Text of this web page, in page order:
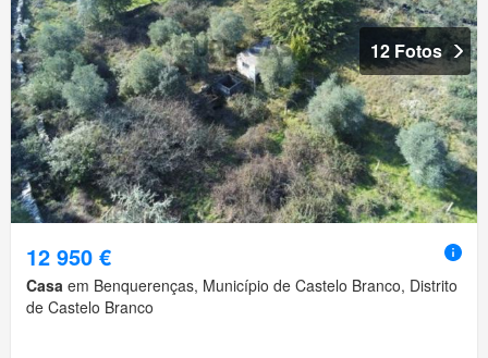
12 Fotos
12 950 €
Casa em Benquerenças, Município de Castelo Branco, Distrito
de Castelo Branco